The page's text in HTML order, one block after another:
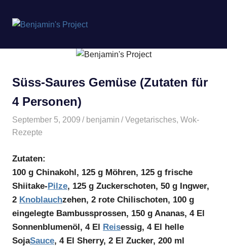
springen
Project
Süss-Saures Gemüse (Zutaten für
4 Personen)
September 5, 2009 benjamin Vegetarisches,Wok-
Rezepte
Zutaten:
100 g Chinakohl, 125 g Möhren, 125 g frische
Shiitake-Pilze, 125 g Zuckerschoten, 50 g Ingwer,
2 Knoblauchzehen, 2 rote Chilischoten, 100 g
eingelegte Bambussprossen, 150 g Ananas, 4 El
Sonnenblumenöl, 4 El Reisessig, 4 El helle
SojaSauce, 4 El Sherry, 2 El Zucker, 200 ml